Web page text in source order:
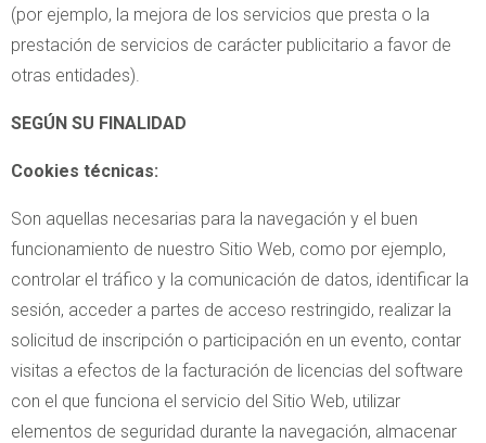
(por ejemplo, la mejora de los servicios que presta o la
prestación de servicios de carácter publicitario a favor de
otras entidades).
SEGÚN SU FINALIDAD
Cookies técnicas:
Son aquellas necesarias para la navegación y el buen
funcionamiento de nuestro Sitio Web, como por ejemplo,
controlar el tráfico y la comunicación de datos, identificar la
sesión, acceder a partes de acceso restringido, realizar la
solicitud de inscripción o participación en un evento, contar
visitas a efectos de la facturación de licencias del software
con el que funciona el servicio del Sitio Web, utilizar
elementos de seguridad durante la navegación, almacenar